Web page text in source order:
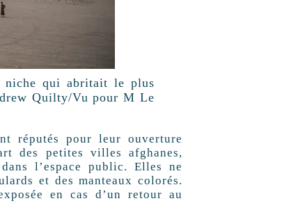
niche qui abritait le plus
Quilty/Vu pour M Le
réputés pour leur ouverture
des petites villes afghanes,
l’espace public. Elles ne
et des manteaux colorés.
en cas d’un retour au